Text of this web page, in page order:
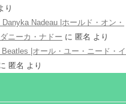
り
Nadeau |ホールド・オン・
ニーカ・ナドー に 匿名 より
|オール・ユー・ニード・イ
匿名 より